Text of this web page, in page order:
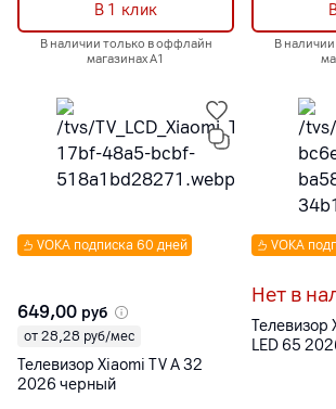
В 1 клик
В наличии только в оффлайн
магазинах А1
В
VOKA подписка 60 дней
649,00 руб
от 28,28 руб/мес
Телевизор Xiaomi TV A 32
2026 черный
VOKA
Нет в
Телевизор
LED 65